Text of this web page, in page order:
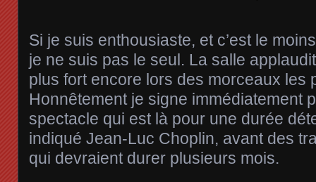
Si je suis enthousiaste, et c’est le
je ne suis pas le seul. La salle
plus fort encore lors des morceaux les
Honnêtement je signe immédiatement
spectacle qui est là pour une durée
indiqué Jean-Luc Choplin, avant des
qui devraient durer plusieurs mois.